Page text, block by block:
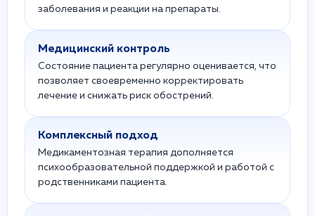
заболевания и реакции на препараты.
Медицинский контроль
Состояние пациента регулярно оценивается, что
позволяет своевременно корректировать
лечение и снижать риск обострений.
Комплексный подход
Медикаментозная терапия дополняется
психообразовательной поддержкой и работой с
родственниками пациента.